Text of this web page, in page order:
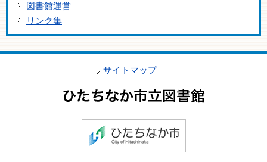
図書館運営
リンク集
サイトマップ